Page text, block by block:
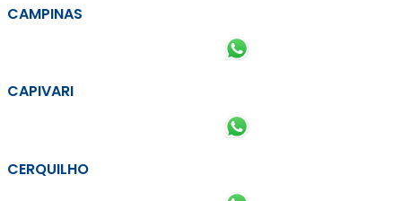
CAMPINAS
CAPIVARI
CERQUILHO